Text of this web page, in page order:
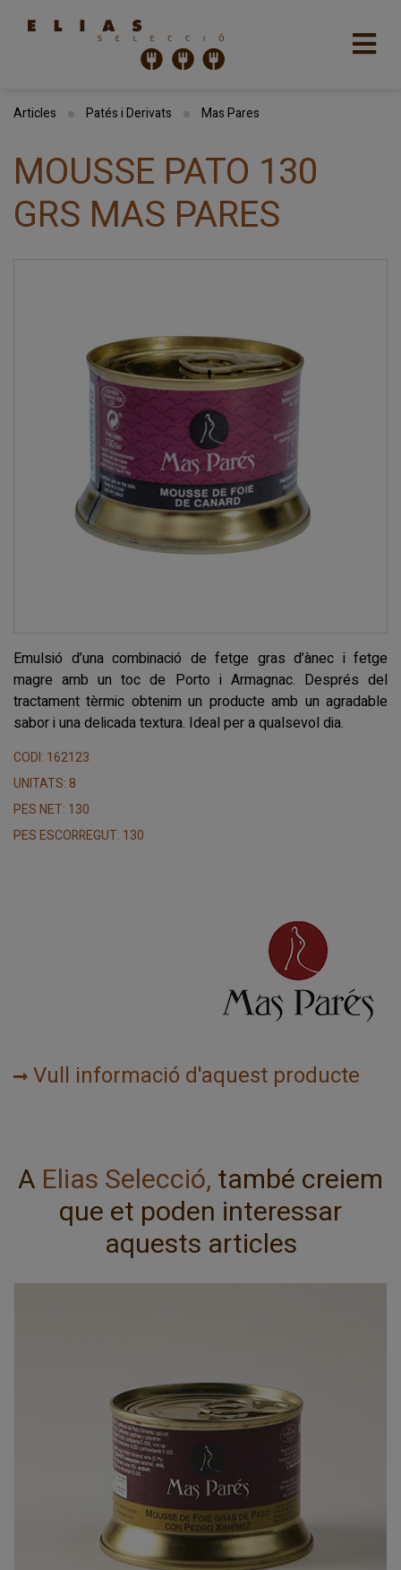
Articles Patés i Derivats Mas Pares
MOUSSE PATO 130
GRS MAS PARES
Emulsió d’una combinació de fetge gras d’ànec i fetge
magre amb un toc de Porto i Armagnac. Després del
tractament tèrmic obtenim un producte amb un agradable
sabor i una delicada textura. Ideal per a qualsevol dia.
CODI: 162123
UNITATS: 8
PES NET: 130
PES ESCORREGUT: 130
Vull informació d'aquest producte
A Elias Selecció, també creiem
que et poden interessar
aquests articles